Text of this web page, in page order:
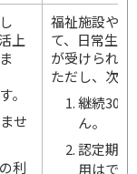
上
。
せ
利
福祉施設や
て、日常生
が受けられま
ただし、次
継続30
ん。
認定期
用はで